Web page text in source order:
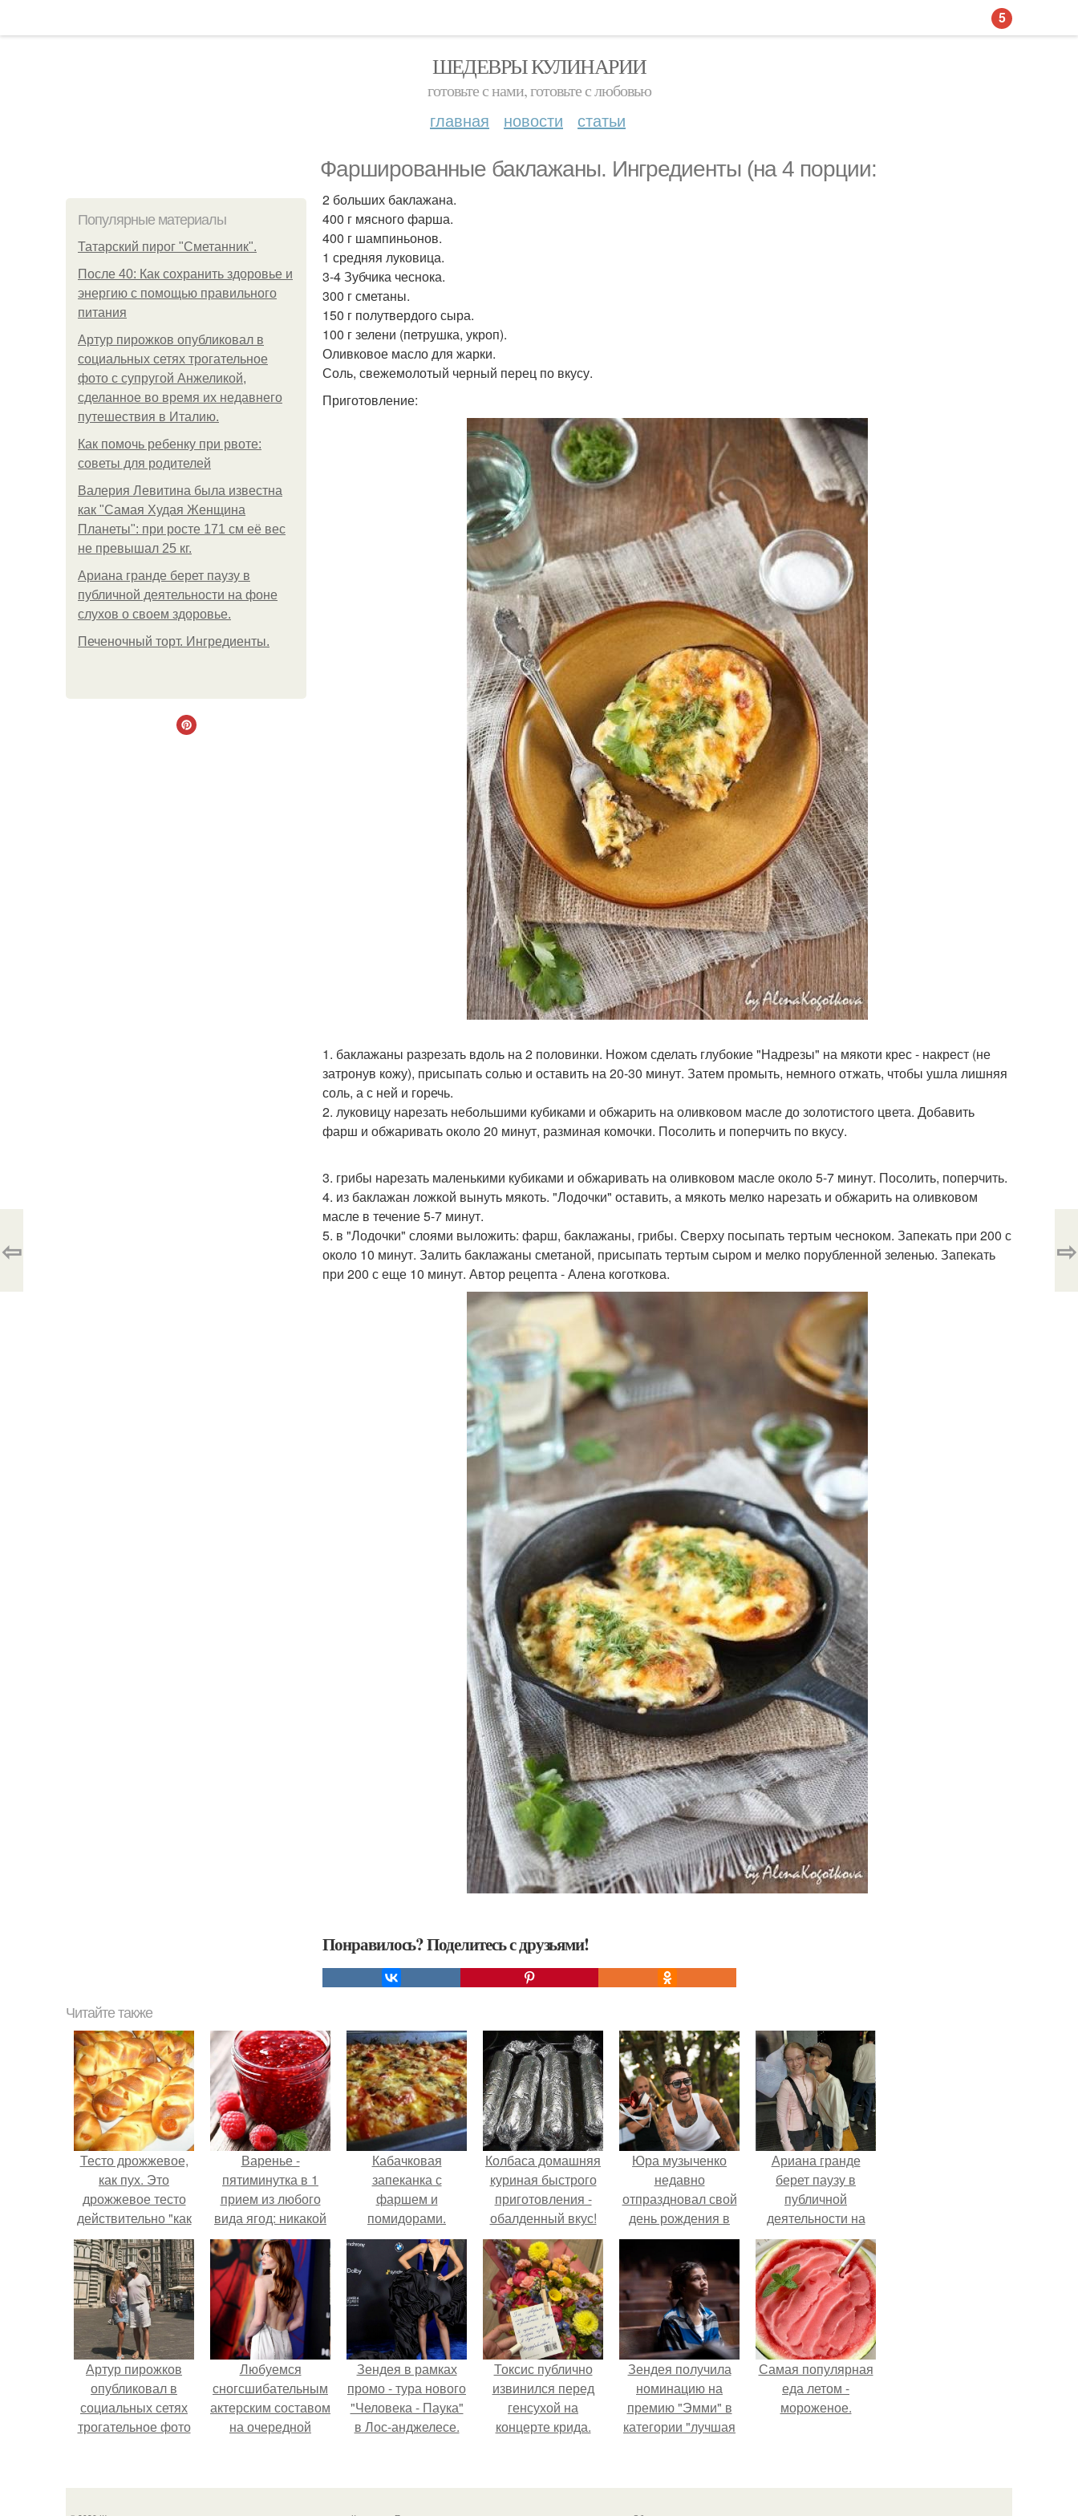
ШЕДЕВРЫ КУЛИНАРИИ
готовьте с нами, готовьте с любовью
главная новости статьи
Фаршированные баклажаны. Ингредиенты (на 4 порции:
Популярные материалы
Татарский пирог "Сметанник".
После 40: Как сохранить здоровье и
энергию с помощью правильного
питания
Артур пирожков опубликовал в
социальных сетях трогательное
фото с супругой Анжеликой,
сделанное во время их недавнего
путешествия в Италию.
Как помочь ребенку при рвоте:
советы для родителей
Валерия Левитина была известна
как "Самая Худая Женщина
Планеты": при росте 171 см её вес
не превышал 25 кг.
Ариана гранде берет паузу в
публичной деятельности на фоне
слухов о своем здоровье.
Печеночный торт. Ингредиенты.
2 больших баклажана.
400 г мясного фарша.
400 г шампиньонов.
1 средняя луковица.
3-4 Зубчика чеснока.
300 г сметаны.
150 г полутвердого сыра.
100 г зелени (петрушка, укроп).
Оливковое масло для жарки.
Соль, свежемолотый черный перец по вкусу.
Приготовление:
1. баклажаны разрезать вдоль на 2 половинки. Ножом сделать глубокие "Надрезы" на мякоти крес - накрест (не
затронув кожу), присыпать солью и оставить на 20-30 минут. Затем промыть, немного отжать, чтобы ушла лишняя
соль, а с ней и горечь.
2. луковицу нарезать небольшими кубиками и обжарить на оливковом масле до золотистого цвета. Добавить
фарш и обжаривать около 20 минут, разминая комочки. Посолить и поперчить по вкусу.
3. грибы нарезать маленькими кубиками и обжаривать на оливковом масле около 5-7 минут. Посолить, поперчить.
4. из баклажан ложкой вынуть мякоть. "Лодочки" оставить, а мякоть мелко нарезать и обжарить на оливковом
масле в течение 5-7 минут.
5. в "Лодочки" слоями выложить: фарш, баклажаны, грибы. Сверху посыпать тертым чесноком. Запекать при 200 с
около 10 минут. Залить баклажаны сметаной, присыпать тертым сыром и мелко порубленной зеленью. Запекать
при 200 с еще 10 минут. Автор рецепта - Алена коготкова.
Понравилось? Поделитесь с друзьями!
⇦ ⇨
Читайте также
Тесто дрожжевое,
как пух. Это
дрожжевое тесто
действительно "как
пух получается".
Варенье -
пятиминутка в 1
прием из любого
вида ягод: никакой
длительной варки,
все витамины на
месте!
Кабачковая
запеканка с
фаршем и
помидорами.
Колбаса домашняя
куриная быстрого
приготовления -
обалденный вкус!
Юра музыченко
недавно
отпраздновал свой
день рождения в
кругу самых
близких и родных
людей.
Ариана гранде
берет паузу в
публичной
деятельности на
фоне слухов о
своем здоровье.
Артур пирожков
опубликовал в
социальных сетях
трогательное фото
сделанное во
Любуемся
сногсшибательным
актерским составом
на очередной
Зендея в рамках
промо - тура нового
"Человека - Паука"
в Лос-анджелесе.
Токсис публично
извинился перед
генсухой на
концерте крида.
Зендея получила
номинацию на
премию "Эмми" в
категории "лучшая
сериале" за третий
Самая популярная
еда летом -
мороженое.
5